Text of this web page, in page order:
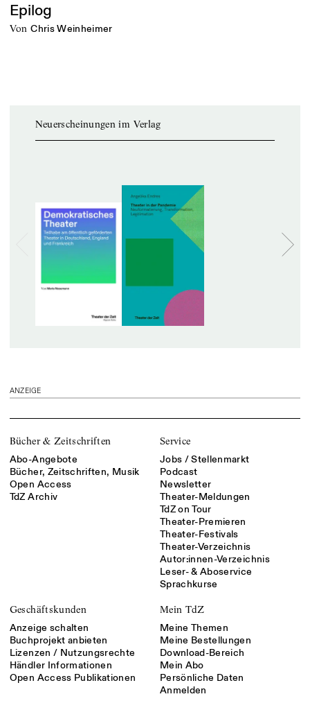
Epilog
von Chris Weinheimer
Neuerscheinungen im Verlag
ANZEIGE
Bücher & Zeitschriften
Abo-Angebote
Bücher, Zeitschriften, Musik
Open Access
TdZ Archiv
Service
Jobs / Stellenmarkt
Podcast
Newsletter
Theater-Meldungen
TdZ on Tour
Theater-Premieren
Theater-Festivals
Theater-Verzeichnis
Autor:innen-Verzeichnis
Leser- & Aboservice
Sprachkurse
Geschäftskunden
Anzeige schalten
Buchprojekt anbieten
Lizenzen / Nutzungsrechte
Händler Informationen
Open Access Publikationen
Mein TdZ
Meine Themen
Meine Bestellungen
Download-Bereich
Mein Abo
Persönliche Daten
Anmelden